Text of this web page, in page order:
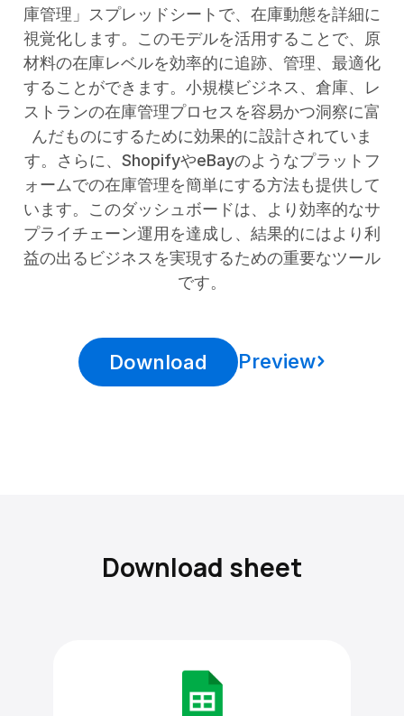
庫管理」スプレッドシートで、在庫動態を詳細に
視覚化します。このモデルを活用することで、原
材料の在庫レベルを効率的に追跡、管理、最適化
することができます。小規模ビジネス、倉庫、レ
ストランの在庫管理プロセスを容易かつ洞察に富
んだものにするために効果的に設計されていま
す。さらに、ShopifyやeBayのようなプラットフ
ォームでの在庫管理を簡単にする方法も提供して
います。このダッシュボードは、より効率的なサ
プライチェーン運用を達成し、結果的にはより利
益の出るビジネスを実現するための重要なツール
です。
Download Preview
Download sheet